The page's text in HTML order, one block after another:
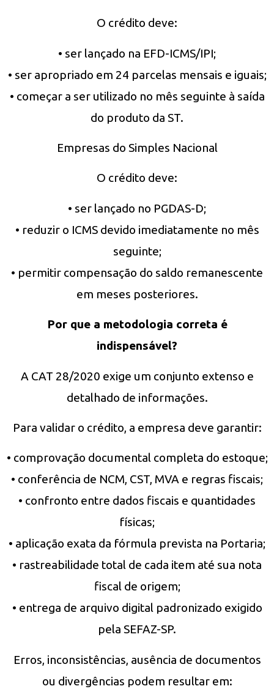
O crédito deve:
• ser lançado na EFD-ICMS/IPI;
• ser apropriado em 24 parcelas mensais e iguais;
• começar a ser utilizado no mês seguinte à saída
do produto da ST.
Empresas do Simples Nacional
O crédito deve:
• ser lançado no PGDAS-D;
• reduzir o ICMS devido imediatamente no mês
seguinte;
• permitir compensação do saldo remanescente
em meses posteriores.
Por que a metodologia correta é
indispensável?
A CAT 28/2020 exige um conjunto extenso e
detalhado de informações.
Para validar o crédito, a empresa deve garantir:
• comprovação documental completa do estoque;
• conferência de NCM, CST, MVA e regras fiscais;
• confronto entre dados fiscais e quantidades
físicas;
• aplicação exata da fórmula prevista na Portaria;
• rastreabilidade total de cada item até sua nota
fiscal de origem;
• entrega de arquivo digital padronizado exigido
pela SEFAZ-SP.
Erros, inconsistências, ausência de documentos
ou divergências podem resultar em: